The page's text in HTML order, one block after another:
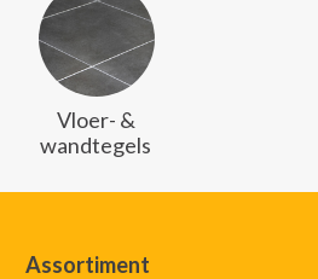
Vloer- &
wandtegels
Assortiment